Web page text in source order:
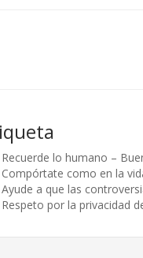
Recuerde lo humano –
Compórtate como en la
Ayude a que las
Respeto por la privacidad